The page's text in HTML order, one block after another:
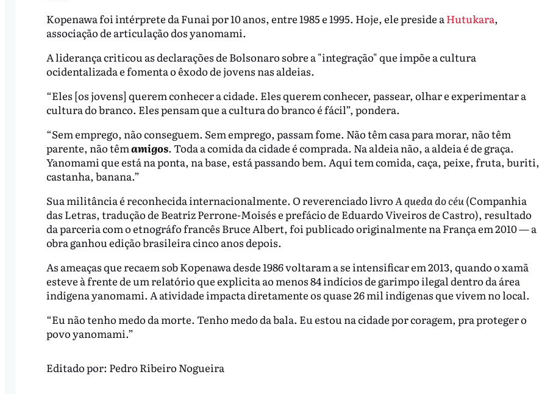
Kopenawa foi intérprete da Funai por 10 anos, entre 1985 e 1995. Hoje, ele preside aHutukara,
associação de articulação dos yanomami.
A liderança criticou as declarações de Bolsonaro sobre a "integração" que impõe a cultura
ocidentalizada e fomenta o êxodo de jovens nas aldeias.
“Eles [os jovens] querem conhecer a cidade. Eles querem conhecer, passear, olhar e experimentar a
cultura do branco. Eles pensam que a cultura do branco é fácil”, pondera.
“Sem emprego, não conseguem. Sem emprego, passam fome. Não têm casa para morar, não têm
parente, não têmamigos. Toda a comida da cidade é comprada. Na aldeia não, a aldeia é de graça.
Yanomami que está na ponta, na base, está passando bem. Aqui tem comida, caça, peixe, fruta, buriti,
castanha, banana.”
Sua militância é reconhecida internacionalmente. O reverenciado livro A queda do céu (Companhia
das Letras, tradução de Beatriz Perrone-Moisés e prefácio de Eduardo Viveiros de Castro), resultado
da parceria com o etnográfo francês Bruce Albert, foi publicado originalmente na França em 2010 — a
obra ganhou edição brasileira cinco anos depois.
As ameaças que recaem sob Kopenawa desde 1986 voltaram a se intensificar em 2013, quando o xamã
esteve à frente de um relatório que explicita ao menos 84 indícios de garimpo ilegal dentro da área
indígena yanomami. A atividade impacta diretamente os quase 26 mil indígenas que vivem no local.
“Eu não tenho medo da morte. Tenho medo da bala. Eu estou na cidade por coragem, pra proteger o
povo yanomami.”
Editado por: Pedro Ribeiro Nogueira